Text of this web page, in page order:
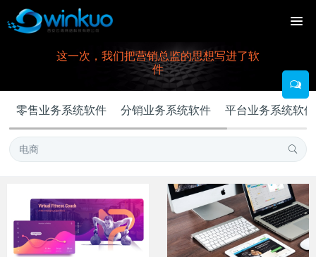
这一次，我们把营销总监的思想写进了软
件
零售业务系统软件 分销业务系统软件 平台业务系统软件